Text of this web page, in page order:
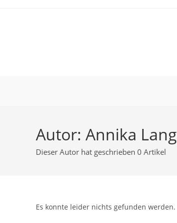
Autor: Annika Lang
Dieser Autor hat geschrieben 0 Artikel
Es konnte leider nichts gefunden werden.